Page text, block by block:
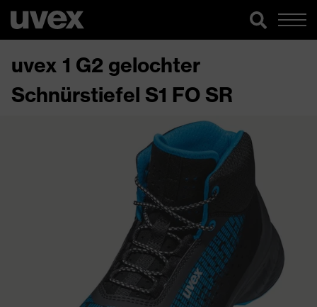
uvex 1 G2 gelochter
Schnürstiefel S1 FO SR